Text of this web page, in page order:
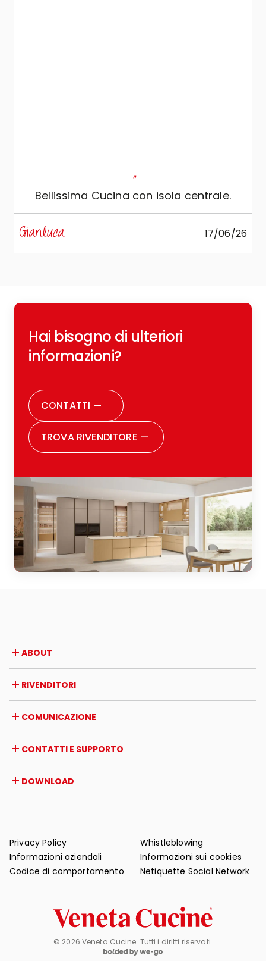
"
Bellissima Cucina con isola centrale.
Gianluca 17/06/26
Hai bisogno di ulteriori
informazioni?
CONTATTI —
TROVA RIVENDITORE —
ABOUT
Premi e riconoscimenti
Opportunità di lavoro
Certificazioni
RIVENDITORI
Estero
Iniziative dei rivenditori
COMUNICAZIONE
News
Rassegna stampa
CONTATTI E SUPPORTO
Garanzia
Supporto post-vendita
DOWNLOAD
Privacy Policy
Informazioni aziendali
Codice di comportamento
Whistleblowing
Informazioni sui cookies
Netiquette Social Network
© 2026 Veneta Cucine. Tutti i diritti riservati.